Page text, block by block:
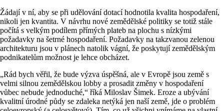
Žádají v ní, aby se při udělování dotací hodnotila kvalita hospodaření,
nikoli jen kvantita. V návrhu nové zemědělské politiky se totiž stále
počítá s velkým podílem přímých plateb na plochu s nízkými
požadavky na šetrné hospodaření. Požadavky na takzvanou zelenou
architekturu jsou v plánech natolik vágní, že poskytují zemědělským
podnikatelům možnost je lehce obcházet.
„Rád bych věřil, že bude výzva úspěšná, ale v Evropě jsou země s
velmi silnou zemědělskou lobby a prosadit změny v hospodaření
vůbec nebude jednoduché,“ říká Miloslav Šimek. Eroze a ubývání
kvalitní úrodné půdy se zdaleka netýká jen naší země, jde o problém